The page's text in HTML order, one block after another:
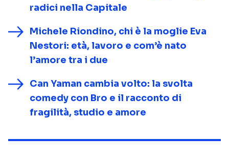
radici nella Capitale
Michele Riondino, chi è la moglie Eva
Nestori: età, lavoro e com’è nato
l’amore tra i due
Can Yaman cambia volto: la svolta
comedy con Bro e il racconto di
fragilità, studio e amore